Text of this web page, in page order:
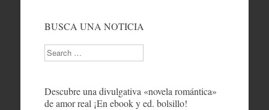
BUSCA UNA NOTICIA
Search
Descubre una divulgativa «novela romántica»
de amor real ¡En ebook y ed. bolsillo!